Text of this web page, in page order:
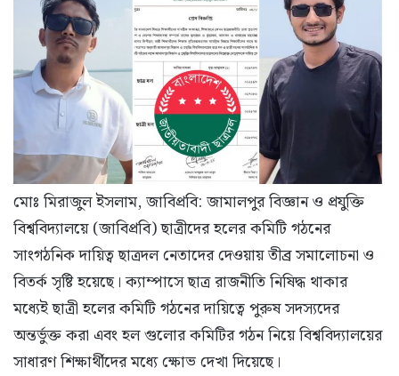
মোঃ মিরাজুল ইসলাম, ​জাবিপ্রবি: ​জামালপুর বিজ্ঞান ও প্রযুক্তি
বিশ্ববিদ্যালয়ে (জাবিপ্রবি) ছাত্রীদের হলের কমিটি গঠনের
সাংগঠনিক দায়িত্ব ছাত্রদল নেতাদের দেওয়ায় তীব্র সমালোচনা ও
বিতর্ক সৃষ্টি হয়েছে। ক্যাম্পাসে ছাত্র রাজনীতি নিষিদ্ধ থাকার
মধ্যেই ছাত্রী হলের কমিটি গঠনের দায়িত্বে পুরুষ সদস্যদের
অন্তর্ভুক্ত করা এবং হল গুলোর কমিটির গঠন নিয়ে বিশ্ববিদ্যালয়ের
সাধারণ শিক্ষার্থীদের মধ্যে ক্ষোভ দেখা দিয়েছে।